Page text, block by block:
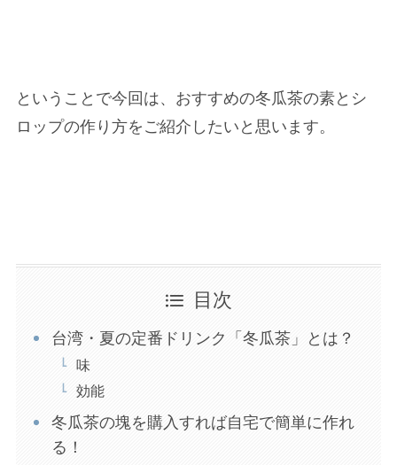
ということで今回は、おすすめの冬瓜茶の素とシ
ロップの作り方をご紹介したいと思います。
目次
台湾・夏の定番ドリンク「冬瓜茶」とは？
味
効能
冬瓜茶の塊を購入すれば自宅で簡単に作れ
る！